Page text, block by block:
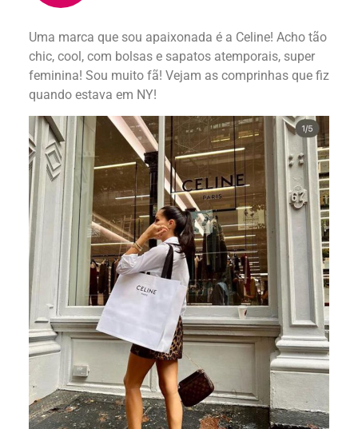
Uma marca que sou apaixonada é a Celine! Acho tão
chic, cool, com bolsas e sapatos atemporais, super
feminina! Sou muito fã! Vejam as comprinhas que fiz
quando estava em NY!